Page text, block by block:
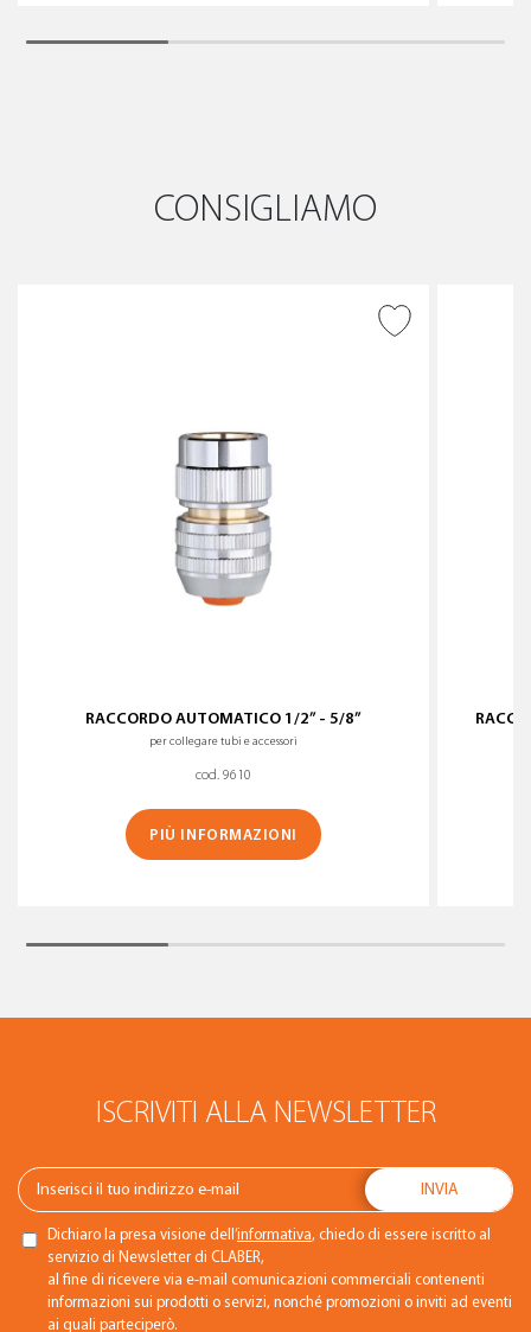
CONSIGLIAMO
RACCORDO AUTOMATICO 1/2” - 5/8”
per collegare tubi e accessori
cod. 9610
PIÙ INFORMAZIONI
ISCRIVITI ALLA NEWSLETTER
Dichiaro la presa visione dell’informativa, chiedo di essere iscritto al
servizio di Newsletter di CLABER,
al fine di ricevere via e-mail comunicazioni commerciali contenenti
informazioni sui prodotti o servizi, nonché promozioni o inviti ad eventi
ai quali parteciperò.